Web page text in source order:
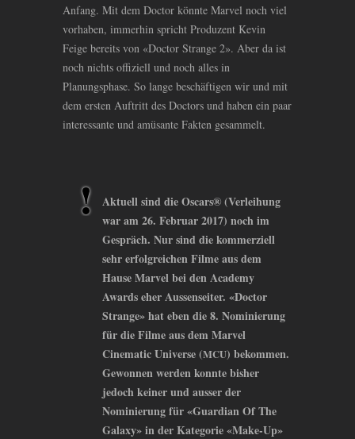
Anfang. Mit dem Doctor könnte Marvel noch viel
vorhaben, immerhin spricht Produzent Kevin
Feige bereits von «Doctor Strange 2». Aber da ist
noch nichts offiziell und noch alles in
Planungsphase. So lange beschäftigen wir und mit
dem ersten Auftritt des Doctors und haben ein paar
interessante und amüsante Fakten gesammelt.
Aktuell sind die Oscars® (Verleihung
war am 26. Februar 2017) noch im
Gespräch. Nur sind die kommerziell
sehr erfolgreichen Filme aus dem
Hause Marvel bei den Academy
Awards eher Aussenseiter. «Doctor
Strange» hat eben die 8. Nominierung
für die Filme aus dem Marvel
Cinematic Universe (MCU) bekommen.
Gewonnen werden konnte bisher
jedoch keiner und ausser der
Nominierung für «Guardian Of The
Galaxy» in der Kategorie «Make-Up»